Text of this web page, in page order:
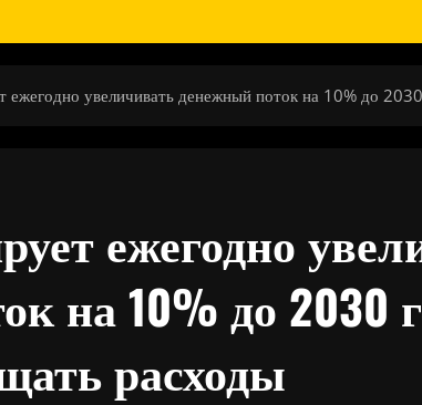
ежегодно увеличивать денежный поток на 10% до
ежегодно
на 10% до 2030
расходы